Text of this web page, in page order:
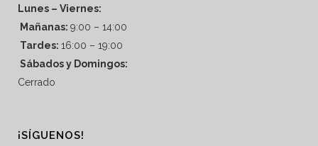
Lunes – Viernes:
Mañanas: 9:00 – 14:00
Tardes: 16:00 – 19:00
Sábados y Domingos:
Cerrado
¡SÍGUENOS!